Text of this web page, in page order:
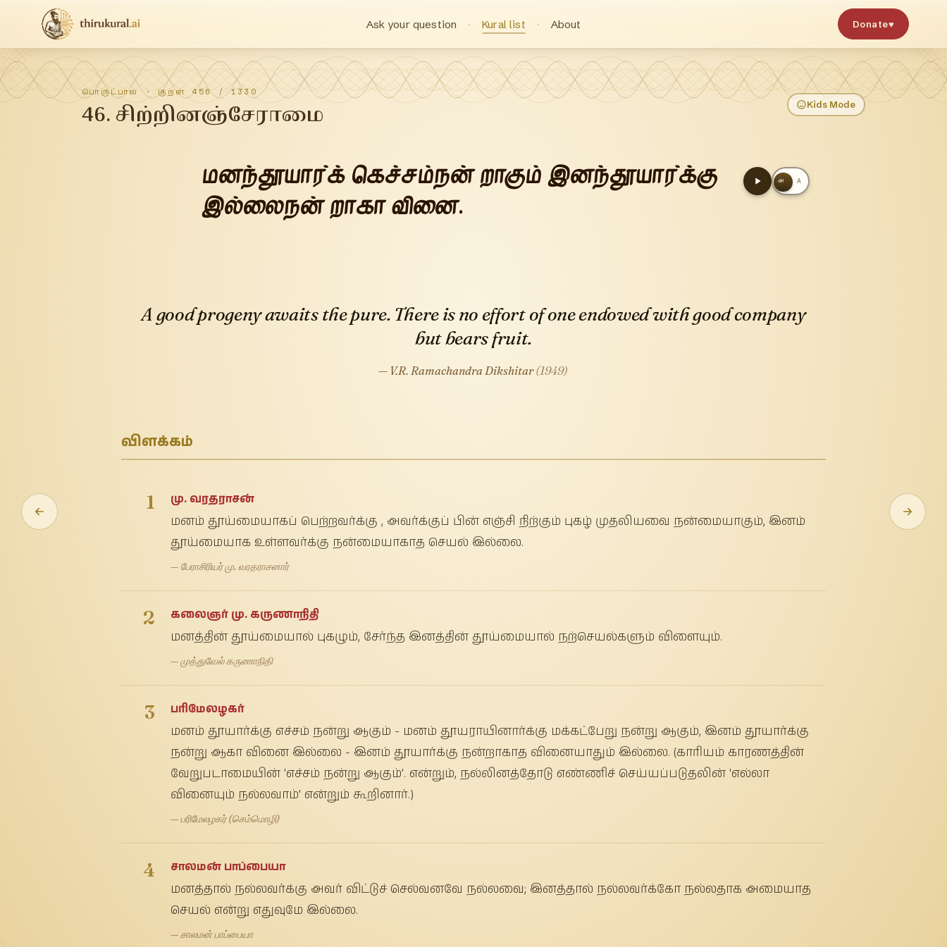
Ask your question Kural list About Donate♥
பொருட்பால் · குறள் 456/1330
46.சிற்றினஞ்சேராமை Kids Mode
அ A
மனந்தூயார்க் கெச்சம்நன் றாகும் இனந்தூயார்க்கு
இல்லைநன் றாகா வினை.
A good progeny awaits the pure. There is no effort of one endowed with good company
but bears fruit.
— V.R. Ramachandra Dikshitar(1949)
விளக்கம்
1 மு. வரதராசன்
மனம் தூய்மையாகப் பெற்றவர்க்கு , அவர்க்குப் பின் எஞ்சி நிற்கும் புகழ் முதலியவை நன்மையாகும், இனம்
தூய்மையாக உள்ளவர்க்கு நன்மையாகாத செயல் இல்லை.
— பேராசிரியர் மு. வரதராசனார்
2 கலைஞர் மு. கருணாநிதி
மனத்தின் தூய்மையால் புகழும், சேர்ந்த இனத்தின் தூய்மையால் நற்செயல்களும் விளையும்.
— முத்துவேல் கருணாநிதி
3 பரிமேலழகர்
மனம் தூயார்க்கு எச்சம் நன்று ஆகும் - மனம் தூயராயினார்க்கு மக்கட்பேறு நன்று ஆகும், இனம் தூயார்க்கு
நன்று ஆகா வினை இல்லை - இனம் தூயார்க்கு நன்றாகாத வினையாதும் இல்லை. (காரியம் காரணத்தின்
வேறுபடாமையின் 'எச்சம் நன்று ஆகும்'. என்றும், நல்லினத்தோடு எண்ணிச் செய்யப்படுதலின் 'எல்லா
வினையும் நல்லவாம்' என்றும் கூறினார்.)
— பரிமேலழகர் (செம்மொழி)
4 சாலமன் பாப்பையா
மனத்தால் நல்லவர்க்கு அவர் விட்டுச் செல்வனவே நல்லவை; இனத்தால் நல்லவர்க்கோ நல்லதாக அமையாத
செயல் என்று எதுவுமே இல்லை.
— சாலமன் பாப்பையா